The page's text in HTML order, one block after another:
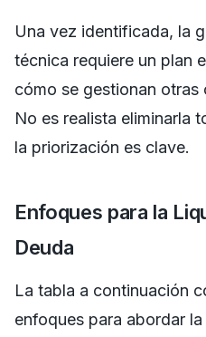
Una vez identificada, la
técnica requiere un plan
cómo se gestionan otras
No es realista eliminarla
la priorización es clave.
Enfoques para la
Deuda
La tabla a continuación
enfoques para abordar